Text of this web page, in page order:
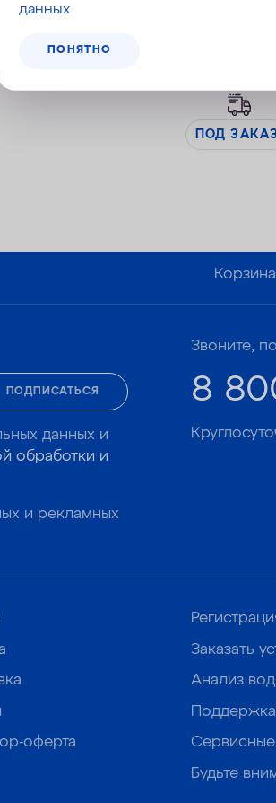
ПОД
данных
ПОНЯТНО
ПОДПИСАТЬСЯ
данных и
обработки и
и рекламных
Звоните,
8
оферта
Заказать
Анализ
Будьте